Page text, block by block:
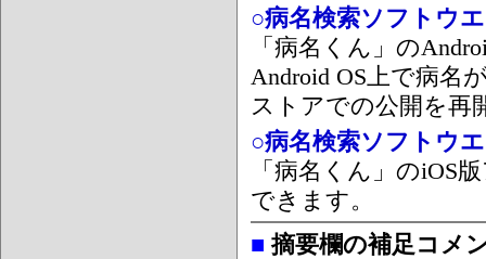
○病名検索ソフトウ
「病名くん」の
Android OS上で病名
ストアでの公開を再
○病名検索ソフトウ
「病名くん」のiOS
できます。
■ 摘要欄の補足コメ